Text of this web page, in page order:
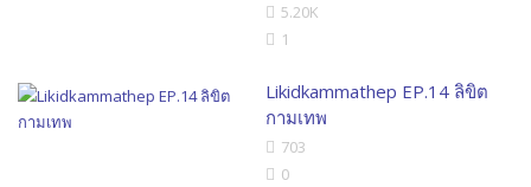
5.20K
1
Likidkammathep EP.14 ลิขิต
กามเทพ
703
0